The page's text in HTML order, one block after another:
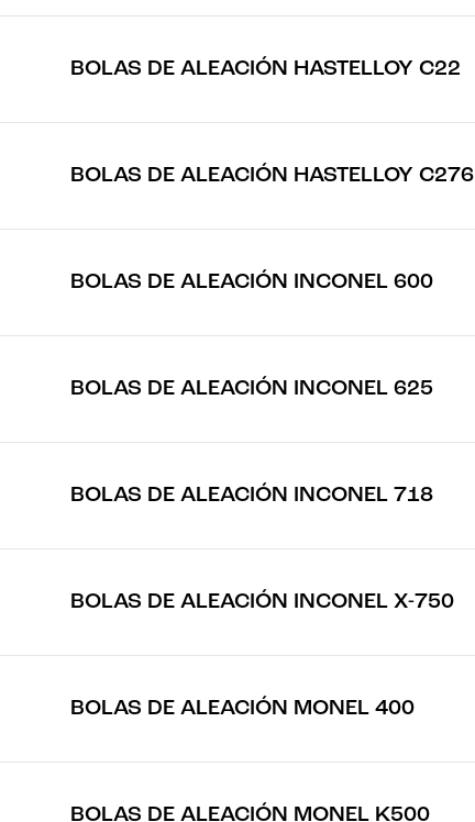
BOLAS DE ALEACIÓN HASTELLOY C22
BOLAS DE ALEACIÓN HASTELLOY C276
BOLAS DE ALEACIÓN INCONEL 600
BOLAS DE ALEACIÓN INCONEL 625
BOLAS DE ALEACIÓN INCONEL 718
BOLAS DE ALEACIÓN INCONEL X-750
BOLAS DE ALEACIÓN MONEL 400
BOLAS DE ALEACIÓN MONEL K500